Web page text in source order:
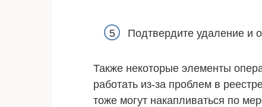
Подтвердите удаление и
Также некоторые элементы
работать из-за проблем в
тоже могут накапливаться по